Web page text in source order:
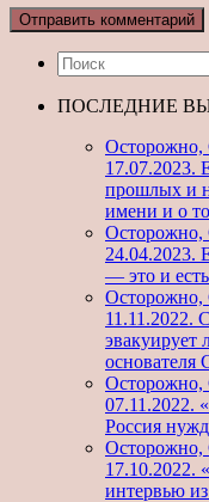
ПОСЛЕДНИЕ
Осторожно,
прошлых и
имени и о
Осторожно,
— это и
Осторожно,
11.11.2022.
эвакуирует
основателя
Осторожно,
07.11.2022.
Россия
Осторожно,
17.10.2022.
интервью